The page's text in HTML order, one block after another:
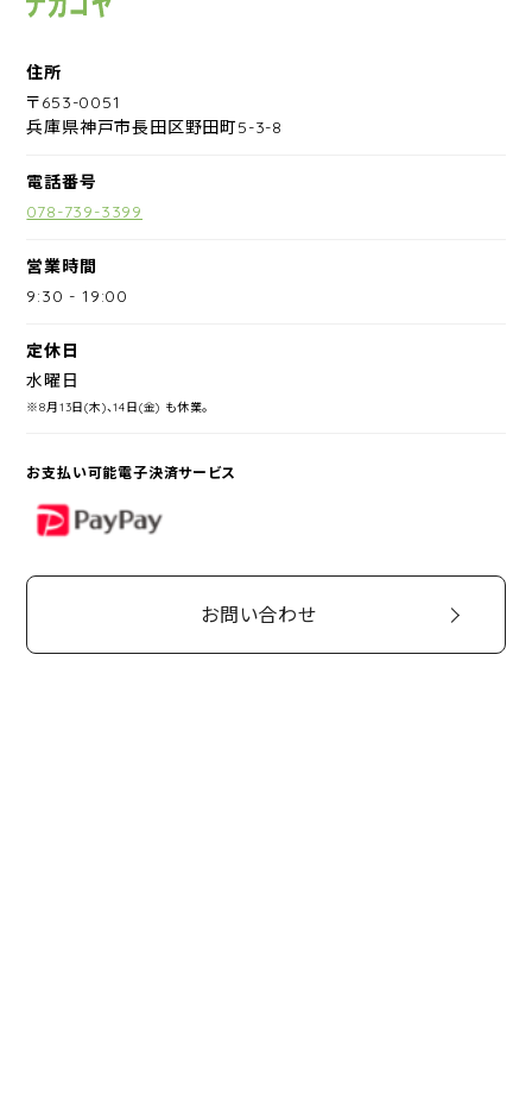
住所
〒653-0051
兵庫県神戸市長田区野田町5-3-8
電話番号
078-739-3399
営業時間
9:30 -19:00
定休日
水曜日
※8月13日(木)、14日(金) も休業。
お支払い可能電子決済サービス
PayPay
お問い合わせ